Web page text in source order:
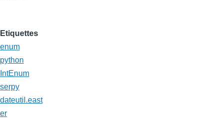
Etiquettes
enum
python
IntEnum
serpy
dateutil.east
er